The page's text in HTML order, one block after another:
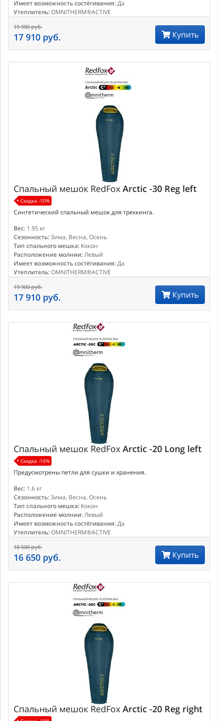
Имеет возможность состёгивания:Да
Утеплитель:OMNITHERM®ACTIVE
19 900 руб.
17 910 руб. Купить
Спальный мешок RedFox Arctic -30 Reg left
Скидка -10%
Синтетический спальный мешок для треккинга.
Вес: 1.95 кг
Сезонность:Зима, Весна, Осень
Тип спального мешка: Кокон
Расположение молнии:Левый
Имеет возможность состёгивания:Да
Утеплитель:OMNITHERM®ACTIVE
19 900 руб.
17 910 руб. Купить
Спальный мешок RedFox Arctic -20 Long left
Скидка -10%
Предусмотрены петли для сушки и хранения.
Вес: 1.6 кг
Сезонность:Зима, Весна, Осень
Тип спального мешка: Кокон
Расположение молнии:Левый
Имеет возможность состёгивания:Да
Утеплитель:OMNITHERM®ACTIVE
18 500 руб.
16 650 руб. Купить
Спальный мешок RedFox Arctic -20 Reg right